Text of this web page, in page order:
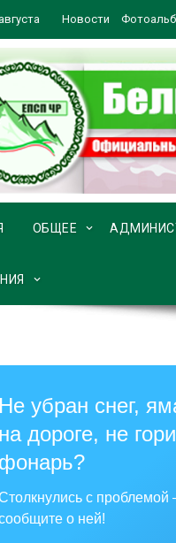
Новости
ОБЩЕЕ
Не убран снег,
на дороге, не
фонарь?
с
о ней!